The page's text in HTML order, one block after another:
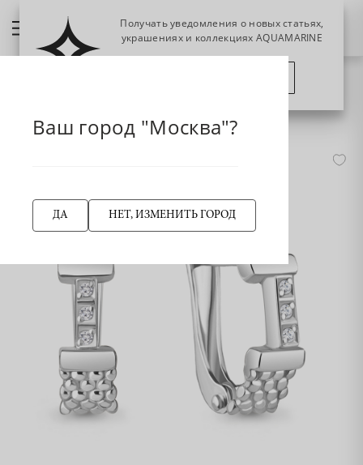
Ваш город "Москва"?
ДА НЕТ, ИЗМЕНИТЬ ГОРОД
Получать уведомления о новых статьях,
украшениях и коллекциях AQUAMARINE